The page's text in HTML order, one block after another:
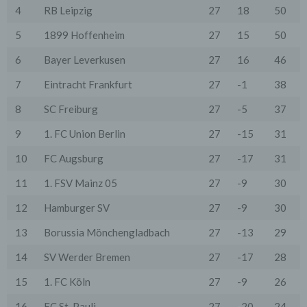
4
RB Leipzig 27 18
50
5
1899 Hoffenheim 27 15
50
6
Bayer Leverkusen 27 16
46
7
Eintracht Frankfurt 27 -1
38
8
SC Freiburg 27 -5
37
9
1. FC Union Berlin 27 -15
31
10
FC Augsburg 27 -17
31
11
1. FSV Mainz 05 27 -9
30
12
Hamburger SV 27 -9
30
13
Borussia Mönchengladbach 27 -13
29
14
SV Werder Bremen 27 -17
28
15
1. FC Köln 27 -9
26
Drittstaaten erfolgt entweder auf Grundlage einer
oder spezieller Vertragsklauseln, die eine gesetzlich
Die personenbezogenen Daten werden, neben den
genannten Verwendung, für die folgenden Zwecke auf
Grundlage gesetzlicher Erlaubnisse oder
Einwilligungen der Nutzer verarbeitet:
Optimierung und Sicherung unserer Dienste-, Service-
und Nutzerleistungen;
- Die Gewährleistung eines effektiven Kundendienstes
und technischen Supports.
Wir übermitteln die Daten der Nutzer an Dritte nur,
an einen Zahlungsdienstleister) oder für andere
vertraglichen Verpflichtungen gegenüber den Nutzern